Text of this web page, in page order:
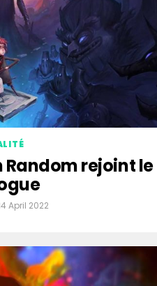
Random rejoint le
April 2022